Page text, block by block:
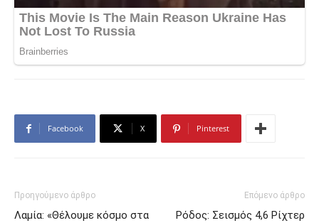
Facebook X Pinterest
Προηγούμενο άρθρο
Λαμία: «Θέλουμε κόσμο στα
Επόμενο άρθρο
Ρόδος: Σεισμός 4,6 Ρίχτερ